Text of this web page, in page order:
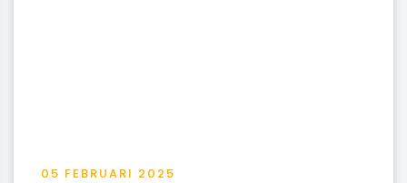
05 FEBRUARI 2025